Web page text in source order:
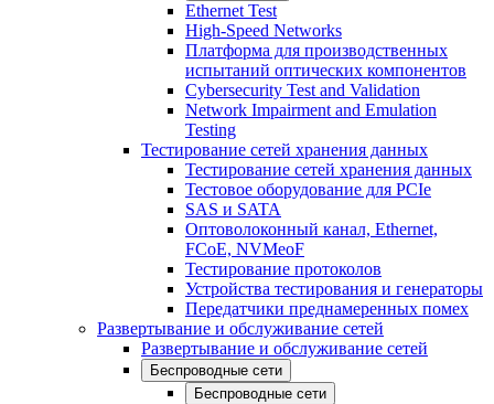
Ethernet Test
High-Speed Networks
Платформа для производственных
испытаний оптических компонентов
Cybersecurity Test and Validation
Network Impairment and Emulation
Testing
Тестирование сетей хранения данных
Тестирование сетей хранения данных
Тестовое оборудование для PCIe
SAS и SATA
Оптоволоконный канал, Ethernet,
FCoE, NVMeoF
Тестирование протоколов
Устройства тестирования и генераторы
Передатчики преднамеренных помех
Развертывание и обслуживание сетей
Развертывание и обслуживание сетей
Беспроводные сети
Беспроводные сети